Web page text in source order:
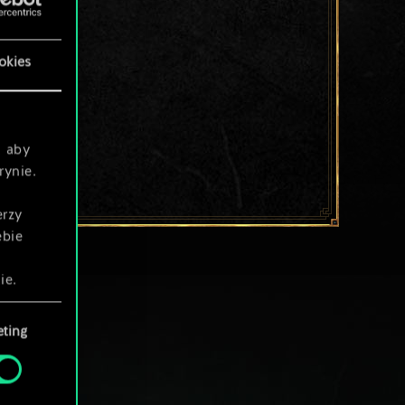
aby